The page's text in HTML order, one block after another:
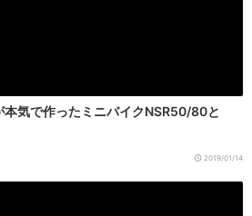
本気で作ったミニバイクNSR50/80と
2019/01/14